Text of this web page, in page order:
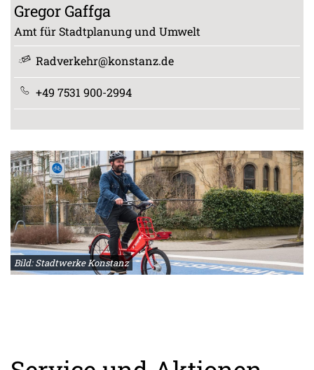
GregorGaffga
Amt für Stadtplanung und Umwelt
Radverkehr@konstanz.de
+49 7531 900-2994
Bild: Stadtwerke Konstanz